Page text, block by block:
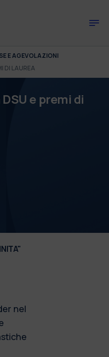
E AGEVOLAZIONI
DI LAUREA
e premi di
nel